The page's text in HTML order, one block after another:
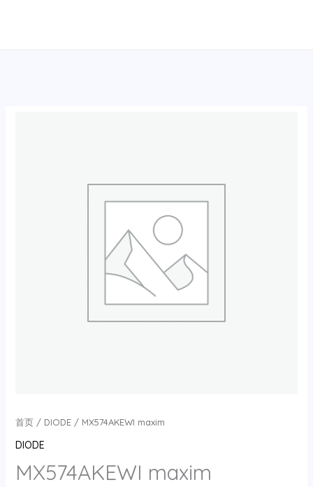
首页/ DIODE/ MX574AKEWI maxim
DIODE
MX574AKEWI maxim